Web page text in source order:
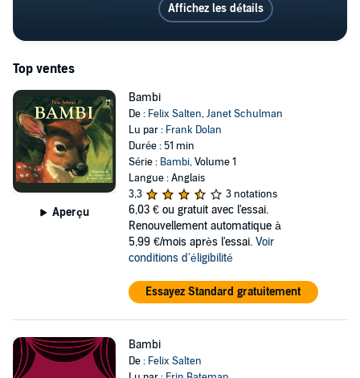
Affichez les détails
Top ventes
Aperçu
Bambi
De : Felix Salten,Janet Schulman
Lu par : Frank Dolan
Durée : 51 min
Série : Bambi, Volume 1
Langue : Anglais
3,3
3 notations
6,03 € ou gratuit avec l'essai.
Renouvellement automatique à
5,99 €/mois après l'essai. Voir
conditions d'éligibilité
Essayez Standard gratuitement
Bambi
De : Felix Salten